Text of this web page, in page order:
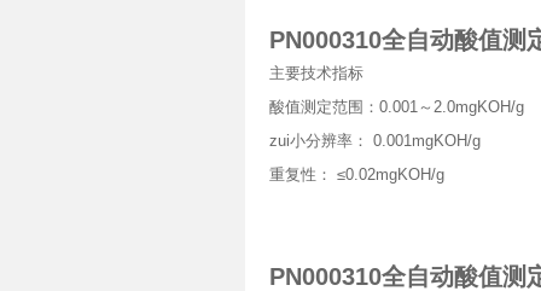
PN000310全自动酸值测
主要技术指标
酸值测定范围：0.001～2.0mgKOH/g
zui小分辨率： 0.001mgKOH/g
重复性： ≤0.02mgKOH/g
PN000310全自动酸值测